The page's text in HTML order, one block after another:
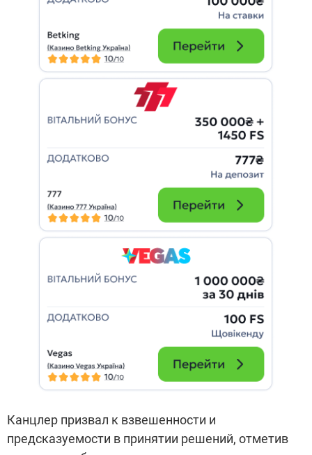
Канцлер призвал к взвешенности и
предсказуемости в принятии решений, отметив